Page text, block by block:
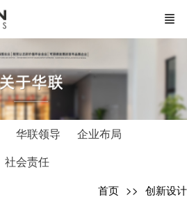
华联领导
企业布局
社会责任
首页 创新设计